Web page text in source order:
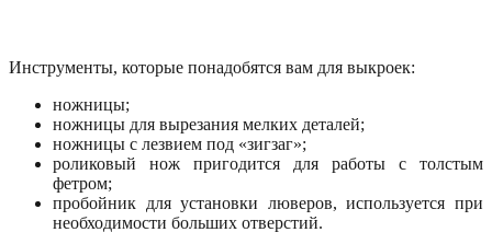
Инструменты, которые понадобятся вам для выкроек:
ножницы;
ножницы для вырезания мелких деталей;
ножницы с лезвием под «зигзаг»;
роликовый нож пригодится для работы с толстым
фетром;
пробойник для установки люверов, используется при
необходимости больших отверстий.